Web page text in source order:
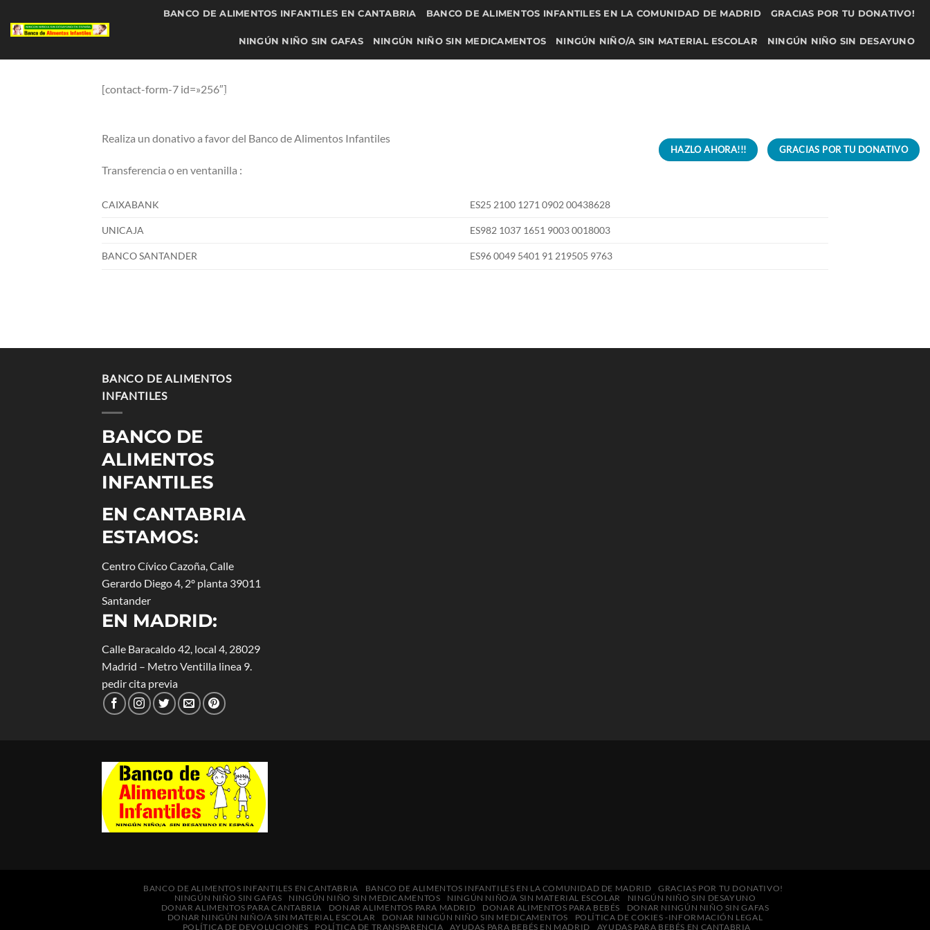
BANCO DE ALIMENTOS INFANTILES EN CANTABRIA BANCO DE ALIMENTOS INFANTILES EN LA COMUNIDAD DE MADRID GRACIAS POR TU DONATIVO!
NINGÚN NIÑO SIN GAFAS NINGÚN NIÑO SIN MEDICAMENTOS NINGÚN NIÑO/A SIN MATERIAL ESCOLAR NINGÚN NIÑO SIN DESAYUNO
DONAR NINGÚN NIÑO/A SIN MATERIAL ESCOLAR
HAZLO AHORA!!! GRACIAS POR TU DONATIVO
[contact-form-7 id=»256″]
Realiza un donativo a favor del Banco de Alimentos Infantiles
Transferencia o en ventanilla :
CAIXABANK ES25 2100 1271 0902 00438628
UNICAJA ES982 1037 1651 9003 0018003
BANCO SANTANDER ES96 0049 5401 91 219505 9763
BANCO DE ALIMENTOS
INFANTILES
BANCO DE
ALIMENTOS
INFANTILES
EN CANTABRIA
ESTAMOS:
Centro Cívico Cazoña, Calle
Gerardo Diego 4, 2º planta 39011
Santander
EN MADRID:
Calle Baracaldo 42, local 4, 28029
Madrid – Metro Ventilla linea 9.
pedir cita previa
BANCO DE ALIMENTOS INFANTILES EN CANTABRIA BANCO DE ALIMENTOS INFANTILES EN LA COMUNIDAD DE MADRID
GRACIAS POR TU DONATIVO!
NINGÚN NIÑO SIN GAFAS
NINGÚN NIÑO SIN MEDICAMENTOS NINGÚN NIÑO/A SIN MATERIAL ESCOLAR
NINGÚN NIÑO SIN DESAYUNO
DONAR ALIMENTOS PARA CANTABRIA
DONAR ALIMENTOS PARA MADRID DONAR ALIMENTOS PARA BEBÉS
DONAR NINGÚN NIÑO SIN GAFAS
DONAR NINGÚN NIÑO/A SIN MATERIAL ESCOLAR
DONAR NINGÚN NIÑO SIN MEDICAMENTOS
POLÍTICA DE COKIES -INFORMACIÓN LEGAL
POLÍTICA DE DEVOLUCIONES
POLÍTICA DE TRANSPARENCIA AYUDAS PARA BEBÉS EN MADRID AYUDAS PARA BEBÉS EN CANTABRIA